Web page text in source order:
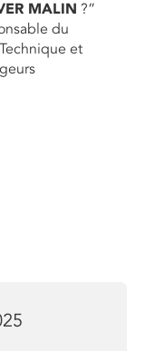
MALIN ?”
du
et